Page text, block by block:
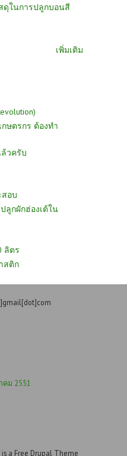
ดุในการปลูกบอนสี
เพิ่มเติม
กษตรกร ต้องทำ
วครับ
สอบ
ลูกผักฮ่องเต้ใน
ลิตร
สติก
ม 2551
a Free Drupal Theme